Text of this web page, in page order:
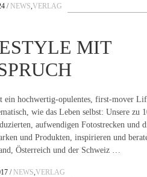
NEWS,VERLAG
MIT
ein hochwertig-opulentes, first-mover
wie das Leben selbst: Unsere zu
aufwendigen Fotostrecken und
und Produkten, inspirieren und
Österreich und der Schweiz …
NEWS VERLAG